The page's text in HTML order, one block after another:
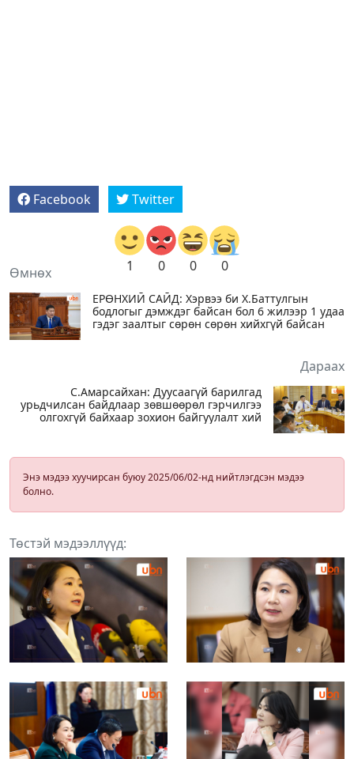
Facebook Twitter
1 0 0 0
Өмнөх
ЕРӨНХИЙ САЙД: Хэрвээ би Х.Баттулгын
бодлогыг дэмждэг байсан бол 6 жилээр 1 удаа
гэдэг заалтыг сөрөн сөрөн хийхгүй байсан
Дараах
С.Амарсайхан: Дуусаагүй барилгад
урьдчилсан байдлаар зөвшөөрөл гэрчилгээ
олгохгүй байхаар зохион байгуулалт хий
Энэ мэдээ хуучирсан буюу 2025/06/02-нд нийтлэгдсэн мэдээ
болно.
Төстэй мэдээллүүд: